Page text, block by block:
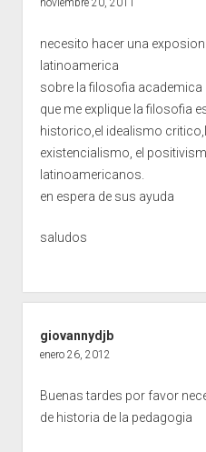
necesito hacer una
latinoamerica
sobre la filosofia academica
que me explique la filosofia
historico,el idealismo
existencialismo, el
latinoamericanos.
en espera de sus ayuda
saludos
giovannydjb
enero 26, 2012
Buenas tardes por favor
de historia de la pedagogia